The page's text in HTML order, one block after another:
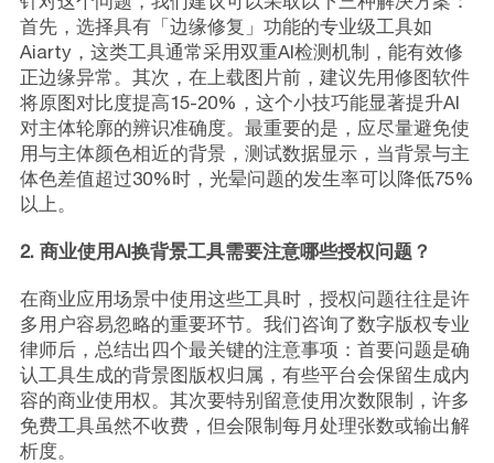
首先，选择具有「边缘修复」功能的专业级工具如
Aiarty，这类工具通常采用双重AI检测机制，能有效修
正边缘异常。其次，在上载图片前，建议先用修图软件
将原图对比度提高15-20%，这个小技巧能显著提升AI
对主体轮廓的辨识准确度。最重要的是，应尽量避免使
用与主体颜色相近的背景，测试数据显示，当背景与主
体色差值超过30%时，光晕问题的发生率可以降低75%
以上。
2. 商业使用AI换背景工具需要注意哪些授权问题？
在商业应用场景中使用这些工具时，授权问题往往是许
多用户容易忽略的重要环节。我们咨询了数字版权专业
律师后，总结出四个最关键的注意事项：首要问题是确
认工具生成的背景图版权归属，有些平台会保留生成内
容的商业使用权。其次要特别留意使用次数限制，许多
免费工具虽然不收费，但会限制每月处理张数或输出解
析度。